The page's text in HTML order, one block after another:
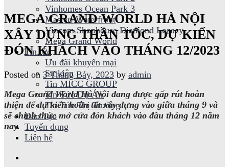
Vinhomes Ocean Park 3
Masteri Waterfront
Vincom Shophouse Diamond Legacy
Mega Grand World
Tin tức
Ưu đãi khuyến mại
Sự kiện
Tin MICC GROUP
Tin Tức Dự Án
Tin Tức Thị Trường
Đào Tạo
Tuyển dụng
Liên hệ
MEGA GRAND WORLD HÀ NỘI
XÂY DỰNG THẦN TỐC, DỰ KIẾN
ĐÓN KHÁCH VÀO THÁNG 12/2023
Posted on 3 Tháng Bảy, 2023 by admin
Mega Grand World Hà Nội đang được gấp rút hoàn
thiện để dự kiến hoàn tất xây dựng vào giữa tháng 9 và
sẽ chính thức mở cửa đón khách vào đầu tháng 12 năm
nay.